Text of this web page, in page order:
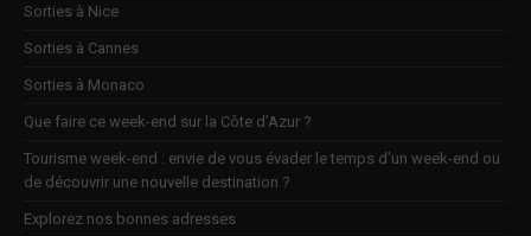
Sorties à Nice
Sorties à Cannes
Sorties à Monaco
Que faire ce week-end sur la Côte d’Azur ?
Tourisme week-end : envie de vous évader le temps d’un week-end ou
de découvrir une nouvelle destination ?
Explorez nos bonnes adresses